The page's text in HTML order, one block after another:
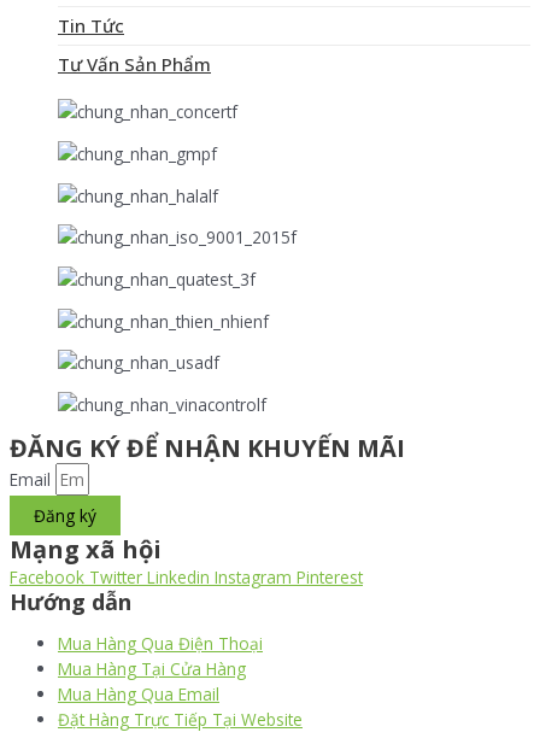
Tin Tức
Tư Vấn Sản Phẩm
ĐĂNG KÝ ĐỂ NHẬN KHUYẾN MÃI
Email
Đăng ký
Mạng xã hội
Facebook Twitter Linkedin Instagram Pinterest
Hướng dẫn
Mua Hàng Qua Điện Thoại
Mua Hàng Tại Cửa Hàng
Mua Hàng Qua Email
Đặt Hàng Trực Tiếp Tại Website